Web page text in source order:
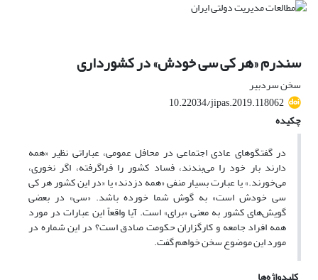
سندرم «هر کی سی خودش» در کشورداری
سخن سردبیر
10.22034/jipas.2019.118062
چکیده
در گفتگوهای عادی اجتماعی در محافل عمومی، عباراتی نظیر «همه
دارند بار خود را می‌بندند، فساد کشور را فراگرفته، اگر نخوری،
می‌خورند.» یا عبارت بسیار منفی «همه دزدند» یا «در این کشور هر کی
سی خودش است» به گوش شما خورده باشد. «سی» در بعضی
گویش‌های کشور به معنی «برای» است. آیا واقعاً این عبارات در مورد
همه افراد جامعه و کارگزاران حکومت صادق است؟ در این شماره در
مورد این موضوع سخن خواهم گفت.